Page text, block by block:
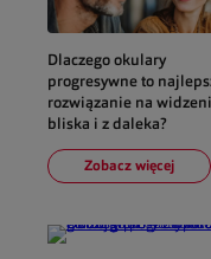
Dlaczego okulary
progresywne to
rozwiązanie na
bliska i z daleka?
Zobacz więcej